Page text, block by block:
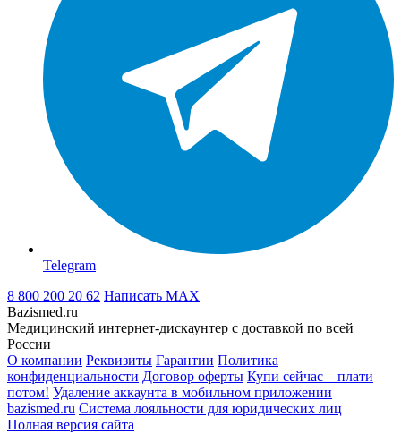
Telegram
8 800 200 20 62 Написать MAX
Bazismed.ru
Медицинский интернет-дискаунтер с доставкой по всей
России
О компании Реквизиты Гарантии Политика
конфиденциальности Договор оферты Купи сейчас – плати
потом! Удаление аккаунта в мобильном приложении
bazismed.ru Система лояльности для юридических лиц
Полная версия сайта